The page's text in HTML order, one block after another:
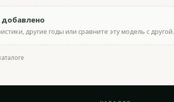
добавлено
другие годы или сравните эту модель с другой.